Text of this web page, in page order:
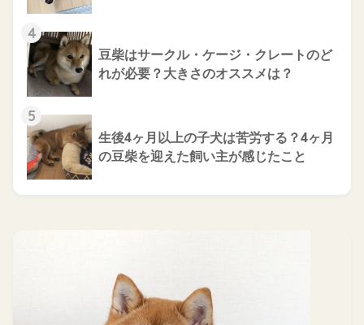
4
豆柴はサークル・ケージ・クレートのど
れが必要？大きさのオススメは？
5
生後4ヶ月以上の子犬は苦労する？4ヶ月
の豆柴を迎えた飼い主が感じたこと